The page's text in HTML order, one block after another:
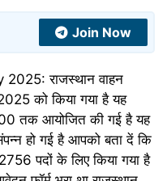
Join Now
राजस्थान वाहन
को किया गया है यह
तक आयोजित की गई है यह
हो गई है आपको बता दें कि
पदों के लिए किया गया है